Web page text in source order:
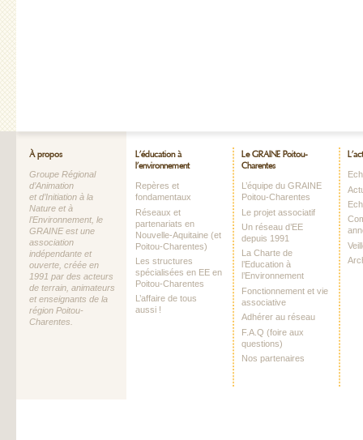
À propos
Groupe Régional
d’Animation
et d’Initiation à la
Nature et à
l’Environnement, le
GRAINE est une
association
indépendante et
ouverte, créée en
1991 par des acteurs
de terrain, animateurs
et enseignants de la
région Poitou-
Charentes.
L’éducation à
l’environnement
Repères et
fondamentaux
Réseaux et
partenariats en
Nouvelle-Aquitaine (et
Poitou-Charentes)
Les structures
spécialisées en EE en
Poitou-Charentes
L’affaire de tous
aussi !
Le GRAINE Poitou-
Charentes
L’équipe du GRAINE
Poitou-Charentes
Le projet associatif
Un réseau d’EE
depuis 1991
La Charte de
l’Education à
l’Environnement
Fonctionnement et vie
associative
Adhérer au réseau
F.A.Q (foire aux
questions)
Nos partenaires